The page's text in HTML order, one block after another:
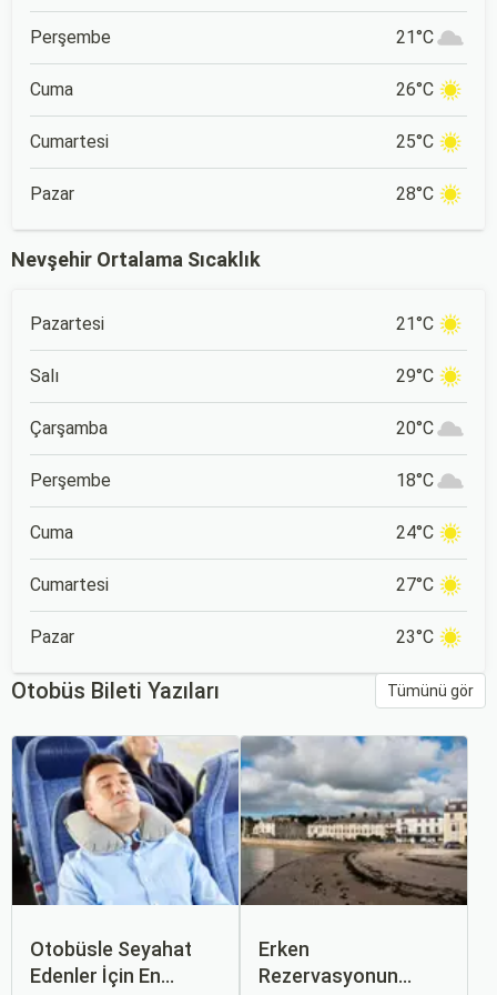
Perşembe 21°C
Cuma 26°C
Cumartesi 25°C
Pazar 28°C
Nevşehir Ortalama Sıcaklık
Pazartesi 21°C
Salı 29°C
Çarşamba 20°C
Perşembe 18°C
Cuma 24°C
Cumartesi 27°C
Pazar 23°C
Otobüs Bileti Yazıları Tümünü gör
Otobüsle Seyahat
Edenler İçin En
Erken
Rezervasyonun